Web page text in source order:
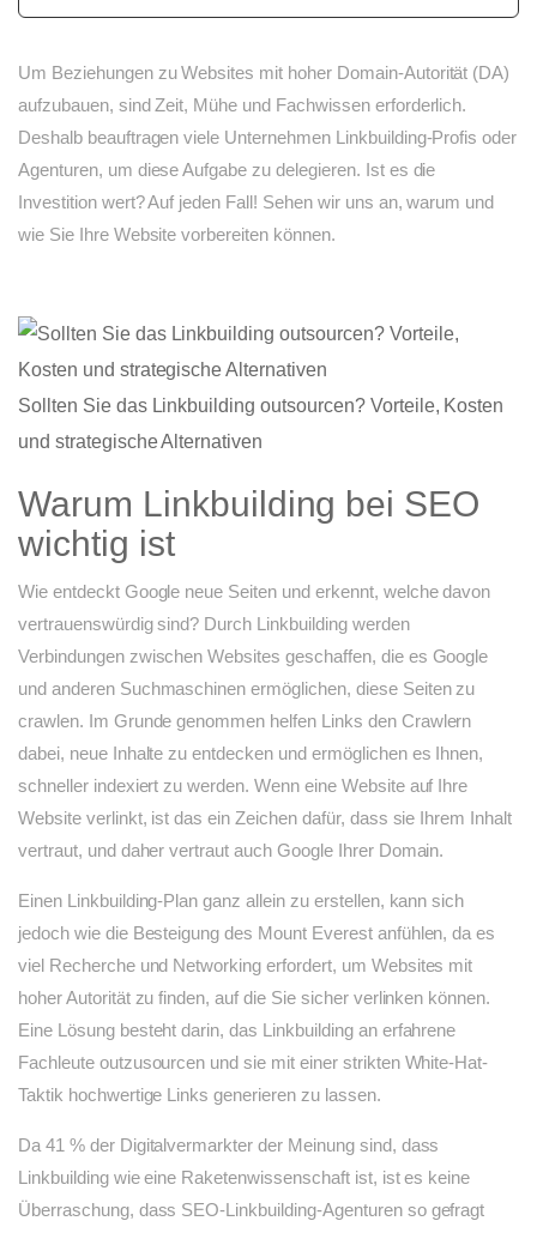
Um Beziehungen zu Websites mit hoher Domain-Autorität (DA)
aufzubauen, sind Zeit, Mühe und Fachwissen erforderlich.
Deshalb beauftragen viele Unternehmen Linkbuilding-Profis oder
Agenturen, um diese Aufgabe zu delegieren. Ist es die
Investition wert? Auf jeden Fall! Sehen wir uns an, warum und
wie Sie Ihre Website vorbereiten können.
Sollten Sie das Linkbuilding outsourcen? Vorteile, Kosten
und strategische Alternativen
Warum Linkbuilding bei SEO
wichtig ist
Wie entdeckt Google neue Seiten und erkennt, welche davon
vertrauenswürdig sind? Durch Linkbuilding werden
Verbindungen zwischen Websites geschaffen, die es Google
und anderen Suchmaschinen ermöglichen, diese Seiten zu
crawlen. Im Grunde genommen helfen Links den Crawlern
dabei, neue Inhalte zu entdecken und ermöglichen es Ihnen,
schneller indexiert zu werden. Wenn eine Website auf Ihre
Website verlinkt, ist das ein Zeichen dafür, dass sie Ihrem Inhalt
vertraut, und daher vertraut auch Google Ihrer Domain.
Einen Linkbuilding-Plan ganz allein zu erstellen, kann sich
jedoch wie die Besteigung des Mount Everest anfühlen, da es
viel Recherche und Networking erfordert, um Websites mit
hoher Autorität zu finden, auf die Sie sicher verlinken können.
Eine Lösung besteht darin, das Linkbuilding an erfahrene
Fachleute outzusourcen und sie mit einer strikten White-Hat-
Taktik hochwertige Links generieren zu lassen.
Da 41 % der Digitalvermarkter der Meinung sind, dass
Linkbuilding wie eine Raketenwissenschaft ist, ist es keine
Überraschung, dass SEO-Linkbuilding-Agenturen so gefragt